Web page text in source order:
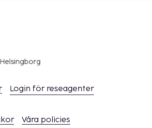
Login för reseagenter
Våra policies